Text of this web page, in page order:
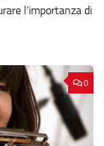
l’importanza di
0